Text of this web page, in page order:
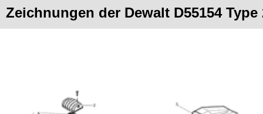
Zeichnungen der Dewalt D55154 Type